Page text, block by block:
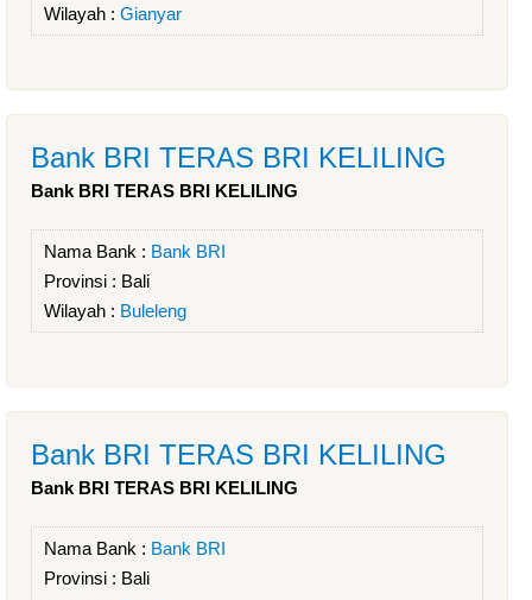
Wilayah : Gianyar
Bank BRI TERAS BRI KELILING
Bank BRI TERAS BRI KELILING
Nama Bank : Bank BRI
Provinsi : Bali
Wilayah : Buleleng
Bank BRI TERAS BRI KELILING
Bank BRI TERAS BRI KELILING
Nama Bank : Bank BRI
Provinsi : Bali